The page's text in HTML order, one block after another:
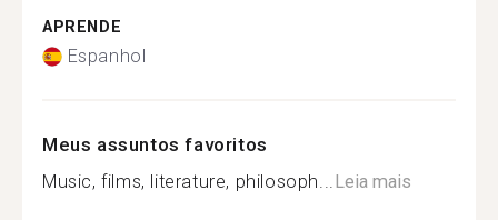
APRENDE
Espanhol
Meus assuntos favoritos
Music, films, literature, philosoph...Leia mais